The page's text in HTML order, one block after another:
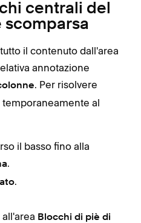
centrali del
scomparsa
il contenuto dall'area
annotazione
. Per risolvere
al
il basso fino alla
.
.
Blocchi di piè di